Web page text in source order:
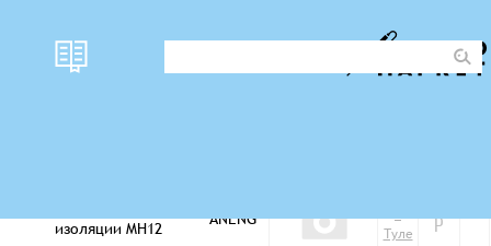
изоляции MH12
ANENG
в
Туле
Р